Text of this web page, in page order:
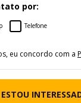
por:
Telefone
eu concordo com a
ESTOU